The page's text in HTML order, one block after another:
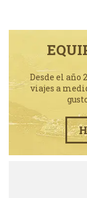
Desde el año
viajes a